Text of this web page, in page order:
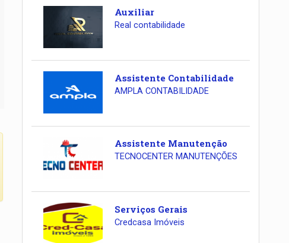
Auxiliar
Real contabilidade
Assistente Contabilidade
AMPLA CONTABILIDADE
Assistente Manutenção
TECNOCENTER MANUTENÇÕES
Serviços Gerais
Credcasa Imóveis